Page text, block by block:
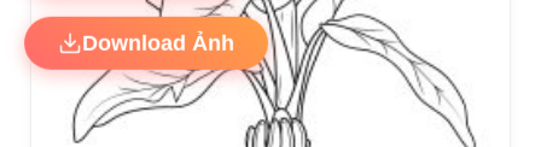
Download Ảnh